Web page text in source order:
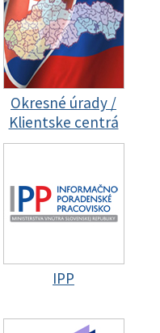
Okresné úrady /
Klientske centrá
IPP